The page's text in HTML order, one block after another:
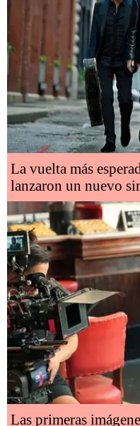
La vuelta más
lanzaron un nuevo
Las primeras